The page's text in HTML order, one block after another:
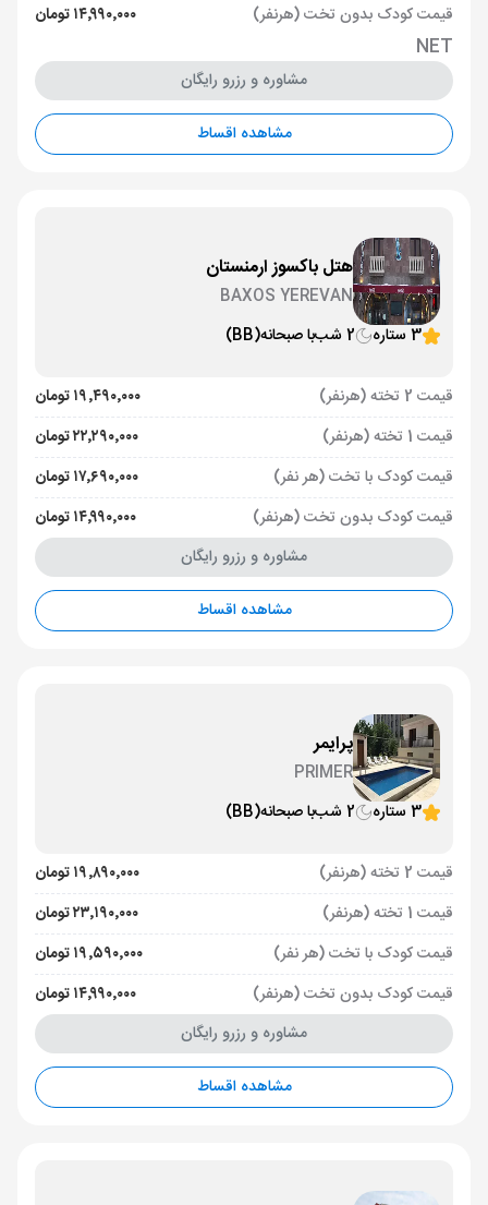
قیمت کودک بدون تخت (هرنفر)
۱۴٬۹۹۰٬۰۰۰ تومان
NET
مشاوره و رزرو رایگان
مشاهده اقساط
هتل باکسوز ارمنستان
BAXOS YEREVAN
3 ستاره
2 شب با صبحانه(BB)
قیمت 2 تخته (هرنفر)
۱۹٬۴۹۰٬۰۰۰ تومان
قیمت 1 تخته (هرنفر)
۲۲٬۲۹۰٬۰۰۰ تومان
قیمت کودک با تخت (هر نفر)
۱۷٬۶۹۰٬۰۰۰ تومان
قیمت کودک بدون تخت (هرنفر)
۱۴٬۹۹۰٬۰۰۰ تومان
مشاوره و رزرو رایگان
مشاهده اقساط
پرایمر
PRIMER
3 ستاره
2 شب با صبحانه(BB)
قیمت 2 تخته (هرنفر)
۱۹٬۸۹۰٬۰۰۰ تومان
قیمت 1 تخته (هرنفر)
۲۳٬۱۹۰٬۰۰۰ تومان
قیمت کودک با تخت (هر نفر)
۱۹٬۵۹۰٬۰۰۰ تومان
قیمت کودک بدون تخت (هرنفر)
۱۴٬۹۹۰٬۰۰۰ تومان
مشاوره و رزرو رایگان
مشاهده اقساط